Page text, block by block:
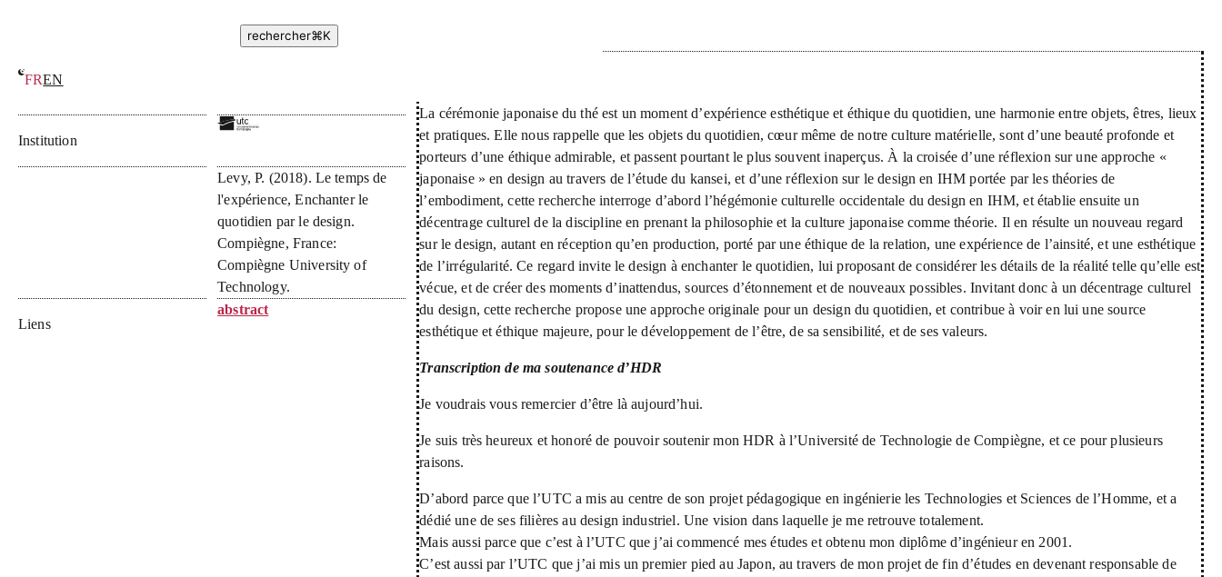
rechercher⌘K
FREN
Institution
Levy, P. (2018). Le temps de
l'expérience, Enchanter le
quotidien par le design.
Compiègne, France:
Compiègne University of
Technology.
Liens
abstract
La cérémonie japonaise du thé est un moment d’expérience esthétique et éthique du quotidien, une harmonie entre objets, êtres, lieux
et pratiques. Elle nous rappelle que les objets du quotidien, cœur même de notre culture matérielle, sont d’une beauté profonde et
porteurs d’une éthique admirable, et passent pourtant le plus souvent inaperçus. À la croisée d’une réflexion sur une approche «
japonaise » en design au travers de l’étude du kansei, et d’une réflexion sur le design en IHM portée par les théories de
l’embodiment, cette recherche interroge d’abord l’hégémonie culturelle occidentale du design en IHM, et établie ensuite un
décentrage culturel de la discipline en prenant la philosophie et la culture japonaise comme théorie. Il en résulte un nouveau regard
sur le design, autant en réception qu’en production, porté par une éthique de la relation, une expérience de l’ainsité, et une esthétique
de l’irrégularité. Ce regard invite le design à enchanter le quotidien, lui proposant de considérer les détails de la réalité telle qu’elle est
vécue, et de créer des moments d’inattendus, sources d’étonnement et de nouveaux possibles. Invitant donc à un décentrage culturel
du design, cette recherche propose une approche originale pour un design du quotidien, et contribue à voir en lui une source
esthétique et éthique majeure, pour le développement de l’être, de sa sensibilité, et de ses valeurs.
Transcription de ma soutenance d’HDR
Je voudrais vous remercier d’être là aujourd’hui.
Je suis très heureux et honoré de pouvoir soutenir mon HDR à l’Université de Technologie de Compiègne, et ce pour plusieurs
raisons.
D’abord parce que l’UTC a mis au centre de son projet pédagogique en ingénierie les Technologies et Sciences de l’Homme, et a
dédié une de ses filières au design industriel. Une vision dans laquelle je me retrouve totalement.
Mais aussi parce que c’est à l’UTC que j’ai commencé mes études et obtenu mon diplôme d’ingénieur en 2001.
C’est aussi par l’UTC que j’ai mis un premier pied au Japon, au travers de mon projet de fin d’études en devenant responsable de